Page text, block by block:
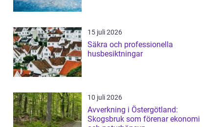
15 juli 2026
Säkra och professionella
husbesiktningar
10 juli 2026
Avverkning i Östergötland:
Skogsbruk som förenar ekonomi